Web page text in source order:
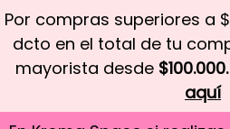
Por compras superiores a
dcto en el total de tu
mayorista desde $100.000.
aquí